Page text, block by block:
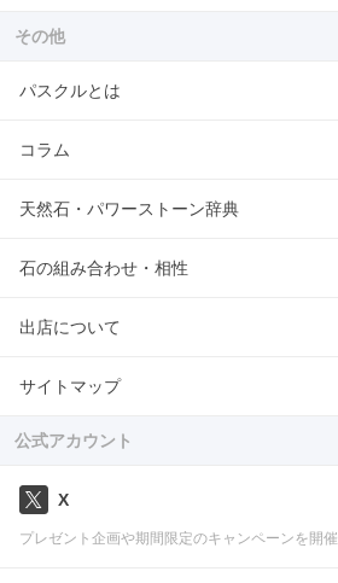
その他
パスクルとは
コラム
天然石・パワーストーン辞典
石の組み合わせ・相性
出店について
サイトマップ
公式アカウント
X
プレゼント企画や期間限定のキャンペーンを開催